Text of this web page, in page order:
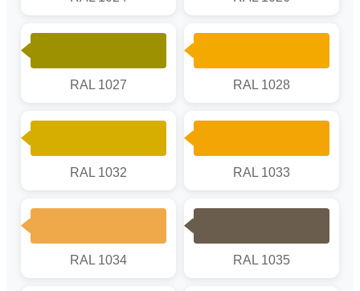
RAL 1027 RAL 1028
RAL 1032 RAL 1033
RAL 1034 RAL 1035